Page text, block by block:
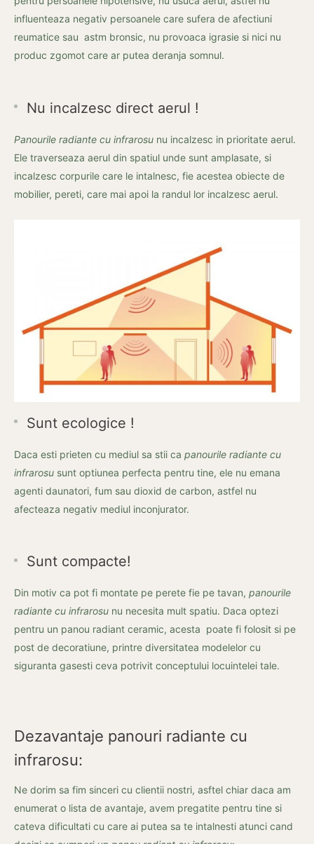
influenteaza negativ persoanele care sufera de afectiuni
reumatice sau astm bronsic, nu provoaca igrasie si nici nu
produc zgomot care ar putea deranja somnul.
Nu incalzesc direct aerul !
Panourile radiante cu infrarosu nu incalzesc in prioritate aerul.
Ele traverseaza aerul din spatiul unde sunt amplasate, si
incalzesc corpurile care le intalnesc, fie acestea obiecte de
mobilier, pereti, care mai apoi la randul lor incalzesc aerul.
Sunt ecologice !
Daca esti prieten cu mediul sa stii ca panourile radiante cu
infrarosu sunt optiunea perfecta pentru tine, ele nu emana
agenti daunatori, fum sau dioxid de carbon, astfel nu
afecteaza negativ mediul inconjurator.
Sunt compacte!
Din motiv ca pot fi montate pe perete fie pe tavan, panourile
radiante cu infrarosu nu necesita mult spatiu. Daca optezi
pentru un panou radiant ceramic, acesta poate fi folosit si pe
post de decoratiune, printre diversitatea modelelor cu
siguranta gasesti ceva potrivit conceptului locuintelei tale.
Dezavantaje panouri radiante cu
infrarosu:
Ne dorim sa fim sinceri cu clientii nostri, asftel chiar daca am
enumerat o lista de avantaje, avem pregatite pentru tine si
cateva dificultati cu care ai putea sa te intalnesti atunci cand